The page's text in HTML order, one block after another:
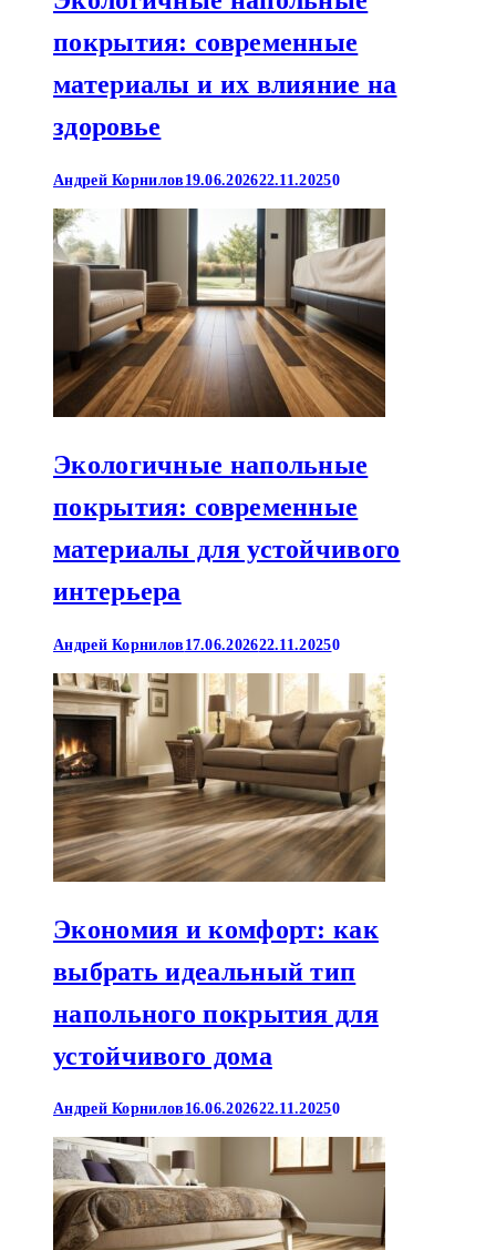
покрытия: современные
материалы и их влияние на
здоровье
Андрей Корнилов 19.06.202622.11.20250
Экологичные напольные
покрытия: современные
материалы для устойчивого
интерьера
Андрей Корнилов 17.06.202622.11.20250
Экономия и комфорт: как
выбрать идеальный тип
напольного покрытия для
устойчивого дома
Андрей Корнилов 16.06.202622.11.20250